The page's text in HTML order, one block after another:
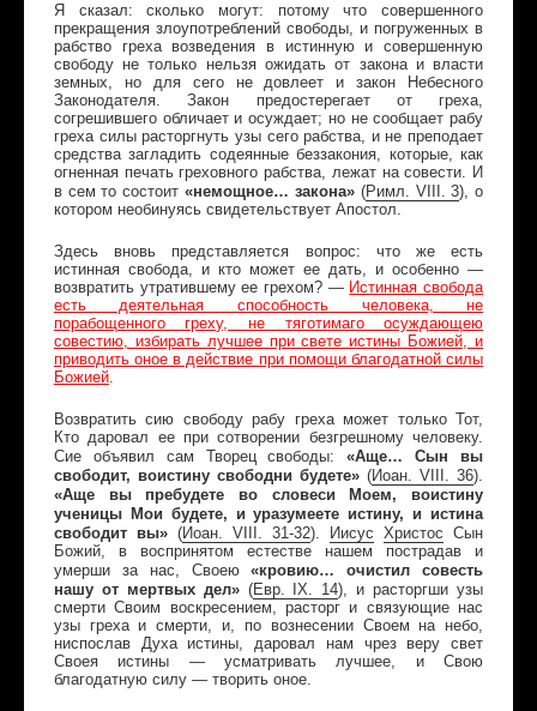
Я сказал: сколько могут: потому что совершенного
прекращения злоупотреблений свободы, и погруженных в
рабство греха возведения в истинную и совершенную
свободу не только нельзя ожидать от закона и власти
земных, но для сего не довлеет и закон Небесного
Законодателя. Закон предостерегает от греха,
согрешившего обличает и осуждает; но не сообщает рабу
греха силы расторгнуть узы сего рабства, и не преподает
средства загладить содеянные беззакония, которые, как
огненная печать греховного рабства, лежат на совести. И
в сем то состоит«немощное… закона»(Римл VIII . 3) , о
котором необинуясь свидетельствует Апостол.
Здесь вновь представляется вопрос: что же есть
истинная свобода, и кто может ее дать, и особенно —
возвратить утратившему ее грехом? — Истинная свобода
есть деятельная способность человека, не
порабощенного греху, не тяготимаго осуждающею
совестию, избирать лучшее при свете истины Божией, и
приводить оное в действие при помощи благодатной силы
Божией.
Возвратить сию свободу рабу греха может только Тот,
Кто даровал ее при сотворении безгрешному человеку.
Сие объявил сам Творец свободы:«Аще… Сын вы
свободит, воистину свободни будете» (Иоан .VIII . 36)
«Аще вы пребудете во словеси Моем, воистину
ученицы Мои будете, и уразумеете истину, и истина
свободит вы»(Иоан. VIII . 31-32) Иисус Христос Сын
Божий, в воспринятом естестве нашем пострадав и
умерши за нас, Своею«кровию… очистил совесть
нашу от мертвых дел»(Евр. IX . 14) , и расторгши узы
смерти Своим воскресением, расторг и связующие нас
узы греха и смерти, и, по вознесении Своем на небо,
ниспослав Духа истины, даровал нам чрез веру свет
Своея истины — усматривать лучшее, и Свою
благодатную силу — творить оное.